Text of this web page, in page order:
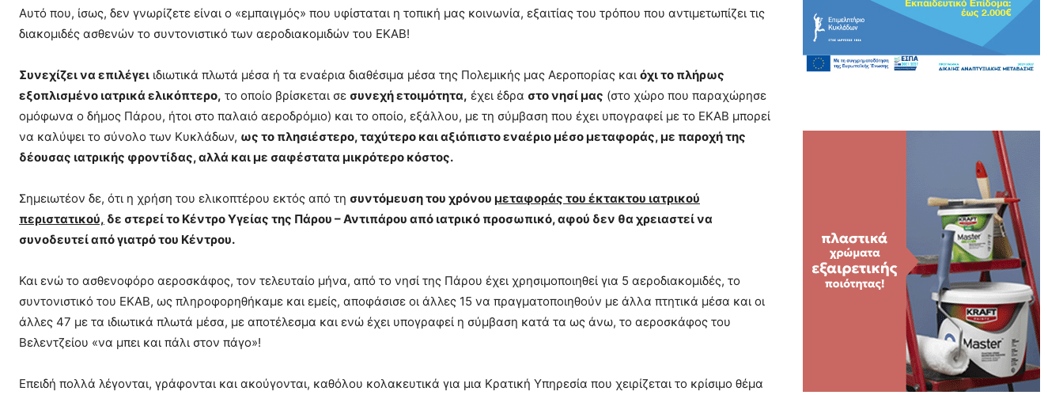
Αυτό που, ίσως, δεν γνωρίζετε είναι ο «εμπαιγμός» που υφίσταται η τοπική μας κοινωνία, εξαιτίας του τρόπου που αντιμετωπίζει τις
διακομιδές ασθενών το συντονιστικό των αεροδιακομιδών του ΕΚΑΒ!
Συνεχίζει να επιλέγει ιδιωτικά πλωτά μέσα ή τα εναέρια διαθέσιμα μέσα της Πολεμικής μας Αεροπορίας και όχι το πλήρως
εξοπλισμένο ιατρικά ελικόπτερο, το οποίο βρίσκεται σε συνεχή ετοιμότητα, έχει έδρα στο νησί μας (στο χώρο που παραχώρησε
ομόφωνα ο δήμος Πάρου, ήτοι στο παλαιό αεροδρόμιο) και το οποίο, εξάλλου, με τη σύμβαση που έχει υπογραφεί με το ΕΚΑΒ μπορεί
να καλύψει το σύνολο των Κυκλάδων, ως το πλησιέστερο, ταχύτερο και αξιόπιστο εναέριο μέσο μεταφοράς, με παροχή της
δέουσας ιατρικής φροντίδας, αλλά και με σαφέστατα μικρότερο κόστος.
Σημειωτέον δε, ότι η χρήση του ελικοπτέρου εκτός από τη συντόμευση του χρόνου μεταφοράς του έκτακτου ιατρικού
περιστατικού, δε στερεί το Κέντρο Υγείας της Πάρου – Αντιπάρου από ιατρικό προσωπικό, αφού δεν θα χρειαστεί να
συνοδευτεί από γιατρό του Κέντρου.
Και ενώ το ασθενοφόρο αεροσκάφος, τον τελευταίο μήνα, από το νησί της Πάρου έχει χρησιμοποιηθεί για 5 αεροδιακομιδές, το
συντονιστικό του ΕΚΑΒ, ως πληροφορηθήκαμε και εμείς, αποφάσισε οι άλλες 15 να πραγματοποιηθούν με άλλα πτητικά μέσα και οι
άλλες 47 με τα ιδιωτικά πλωτά μέσα, με αποτέλεσμα και ενώ έχει υπογραφεί η σύμβαση κατά τα ως άνω, το αεροσκάφος του
Βελεντζείου «να μπει και πάλι στον πάγο»!
Επειδή πολλά λέγονται, γράφονται και ακούγονται, καθόλου κολακευτικά για μια Κρατική Υπηρεσία που χειρίζεται το κρίσιμο θέμα